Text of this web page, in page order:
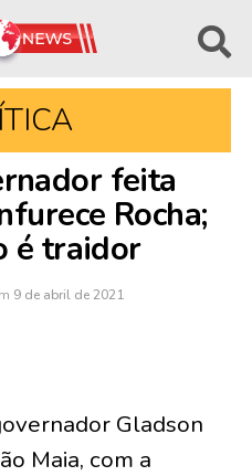
feita
Rocha;
é traidor
9 de abril de 2021
Gladson
Maia, com a